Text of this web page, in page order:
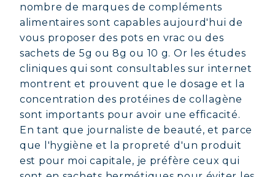
nombre de marques de compléments
alimentaires sont capables aujourd'hui de
vous proposer des pots en vrac ou des
sachets de 5g ou 8g ou 10 g. Or les études
cliniques qui sont consultables sur internet
montrent et prouvent que le dosage et la
concentration des protéines de collagène
sont importants pour avoir une efficacité.
En tant que journaliste de beauté, et parce
que l'hygiène et la propreté d'un produit
est pour moi capitale, je préfère ceux qui